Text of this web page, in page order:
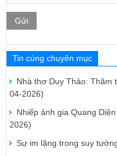
Gửi
Tin cùng chuyên mục
Nhà thơ Duy Thảo: Thăm
04-2026)
Nhiếp ảnh gia Quang
2026)
Sự im lặng trong suy